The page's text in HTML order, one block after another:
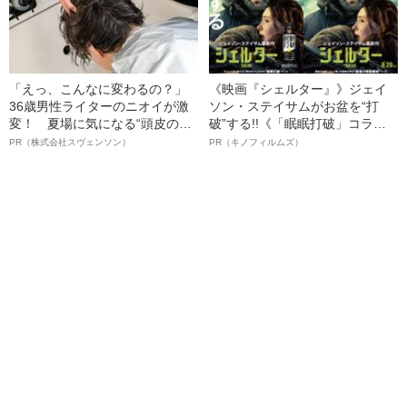
「えっ、こんなに変わるの？」
36歳男性ライターのニオイが激
変！ 夏場に気になる“頭皮のニ
オイ”や“ベタつき”を解消す
PR（株式会社スヴェンソン）
《映画『シェルター』》ジェイ
ソン・ステイサムがお盆を“打
破”する!!《「眠眠打破」コラ
ボ》
PR（キノフィルムズ）